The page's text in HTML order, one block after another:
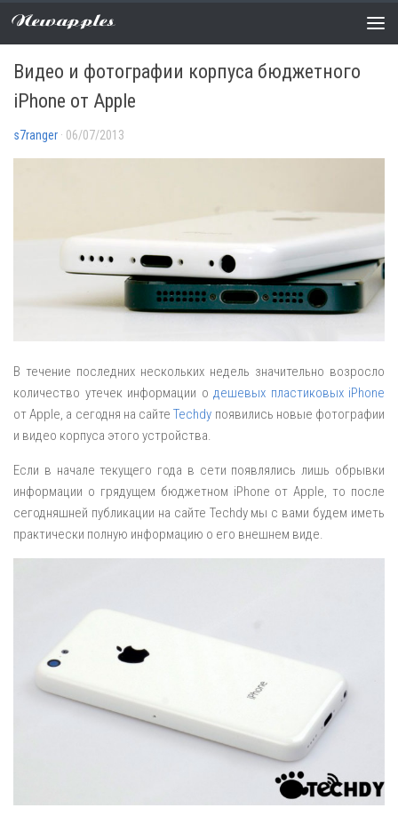
Newapples
НОВОСТИ 0 COMMENTS
Видео и фотографии корпуса бюджетного
iPhone от Apple
s7ranger · 06/07/2013
В течение последних нескольких недель значительно возросло
количество утечек информации о дешевых пластиковых iPhone
от Apple, а сегодня на сайтеTechdy появились новые фотографии
и видео корпуса этого устройства.
Если в начале текущего года в сети появлялись лишь обрывки
информации о грядущем бюджетном iPhone от Apple, то после
сегодняшней публикации на сайте Techdy мы с вами будем иметь
практически полную информацию о его внешнем виде.